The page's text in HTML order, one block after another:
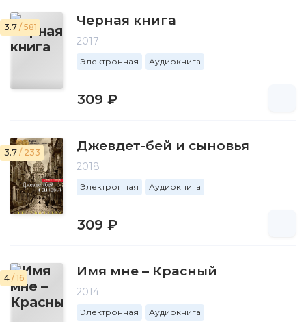
3.7 / 581 Черная книга
2017
Электронная Аудиокнига
309 ₽
3.7 / 233 Джевдет-бей и сыновья
2018
Электронная Аудиокнига
309 ₽
4 / 16 Имя мне – Красный
2014
Электронная Аудиокнига